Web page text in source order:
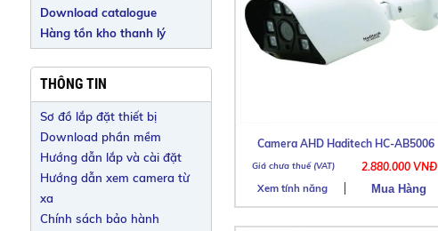
Camera AHD Haditech HC-AB5006
2.880.000 VNĐ
Xem tính năng
Download catalogue
Hàng tồn kho thanh lý
THÔNG TIN
Sơ đồ lắp đặt thiết bị
Download phần mềm
Hướng dẫn lắp và cài đặt
Hướng dẫn xem camera từ
xa
Chính sách bảo hành